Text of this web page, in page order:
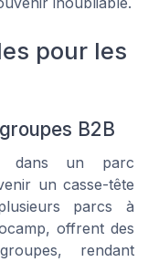
pour les
B2B
dans un parc
un casse-tête
parcs à
offrent des
rendant